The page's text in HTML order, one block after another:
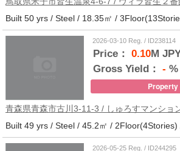
2026-03-10 Reg. / ID238114
Price： 0.10M
Gross Yield： - %
青森県青森市古川3-11-3 / しゅろすマンショ
2026-05-25 Reg. / ID244295